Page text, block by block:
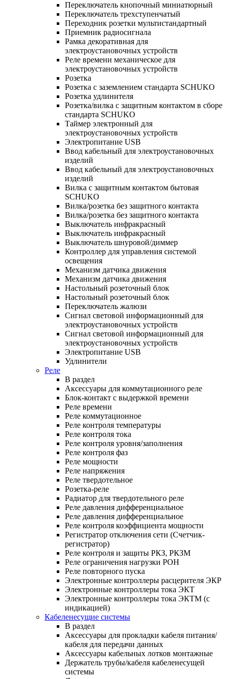
Переключатель кнопочный миниатюрный
Переключатель трехступенчатый
Переходник розетки мультистандартный
Приемник радиосигнала
Рамка декоративная для
электроустановочных устройств
Реле времени механическое для
электроустановочных устройств
Розетка
Розетка с заземлением стандарта SCHUKO
Розетка удлинителя
Розетка/вилка с защитным контактом в сборе
стандарта SCHUKO
Таймер электронный для
электроустановочных устройств
Электропитание USB
Ввод кабельный для электроустановочных
изделий
Ввод кабельный для электроустановочных
изделий
Вилка с защитным контактом бытовая
SCHUKO
Вилка/розетка без защитного контакта
Вилка/розетка без защитного контакта
Выключатель инфракрасный
Выключатель инфракрасный
Выключатель шнуровой/диммер
Контроллер для управления системой
освещения
Механизм датчика движения
Механизм датчика движения
Настольный розеточный блок
Настольный розеточный блок
Переключатель жалюзи
Сигнал световой информационный для
электроустановочных устройств
Сигнал световой информационный для
электроустановочных устройств
Электропитание USB
Удлинители
Реле
В раздел
Аксессуары для коммутационного реле
Блок-контакт с выдержкой времени
Реле времени
Реле коммутационное
Реле контроля температуры
Реле контроля тока
Реле контроля уровня/заполнения
Реле контроля фаз
Реле мощности
Реле напряжения
Реле твердотельное
Розетка-реле
Радиатор для твердотельного реле
Реле давления дифференциальное
Реле давления дифференциальное
Реле контроля коэффициента мощности
Регистратор отключения сети (Счетчик-
регистратор)
Реле контроля и защиты РКЗ, РКЗМ
Реле ограничения нагрузки РОН
Реле повторного пуска
Электронные контроллеры расцерителя ЭКР
Электронные контроллеры тока ЭКТ
Электронные контроллеры тока ЭКТМ (с
индикацией)
Кабеленесущие системы
В раздел
Аксессуары для прокладки кабеля питания/
кабеля для передачи данных
Аксессуары кабельных лотков монтажные
Держатель трубы/кабеля кабеленесущей
системы